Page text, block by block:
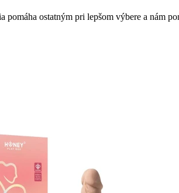
ostatným pri lepšom výbere a nám